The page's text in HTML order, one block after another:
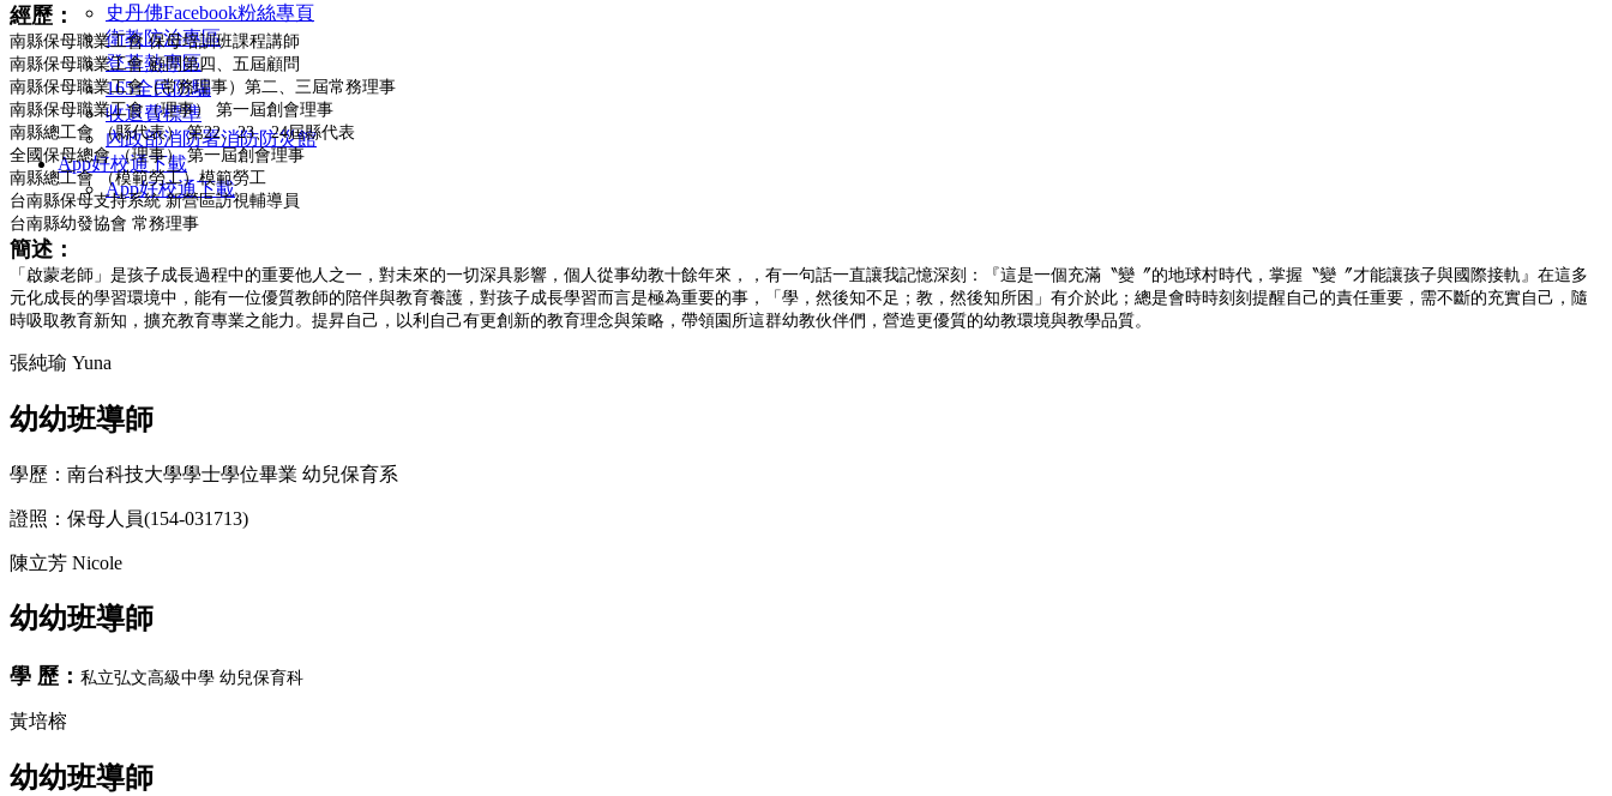
史丹佛Facebook粉絲專頁
衛教防治專區
登革熱專區
165全民防騙
收退費標準
內政部消防署消防防災館
App好校通下載
App好校通下載
經歷：
南縣保母職業工會 保母培訓班課程講師
南縣保母職業工會 顧問第四、五屆顧問
南縣保母職業工會（常務理事）第二、三屆常務理事
南縣保母職業工會（理事） 第一屆創會理事
南縣總工會 （縣代表） 第22、23、24屆縣代表
全國保母總會 （理事） 第一屆創會理事
南縣總工會 （模範勞工）模範勞工
台南縣保母支持系統 新營區訪視輔導員
台南縣幼發協會 常務理事
簡述：
「啟蒙老師」是孩子成長過程中的重要他人之一，對未來的一切深具影響，個人從事幼教十餘年來，，有一句話一直讓我記憶深刻：『這是一個充滿〝變〞的地球村時代，掌握〝變〞才能讓孩子與國際接軌』在這多
元化成長的學習環境中，能有一位優質教師的陪伴與教育養護，對孩子成長學習而言是極為重要的事，「學，然後知不足；教，然後知所困」有介於此；總是會時時刻刻提醒自己的責任重要，需不斷的充實自己，隨
時吸取教育新知，擴充教育專業之能力。提昇自己，以利自己有更創新的教育理念與策略，帶領園所這群幼教伙伴們，營造更優質的幼教環境與教學品質。
張純瑜 Yuna
幼幼班導師
學歷：南台科技大學學士學位畢業 幼兒保育系
證照：保母人員(154-031713)
陳立芳 Nicole
幼幼班導師
學 歷： 私立弘文高級中學 幼兒保育科
黃培榕
幼幼班導師